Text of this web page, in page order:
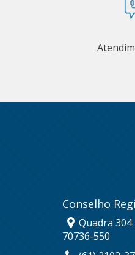
Conselho
Quadra 304
70736-550